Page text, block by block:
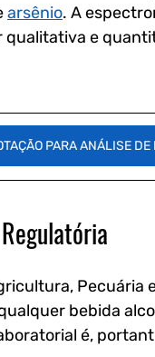
arsênio. A
e
PARA ANÁLISE
Pecuária
bebida
é,